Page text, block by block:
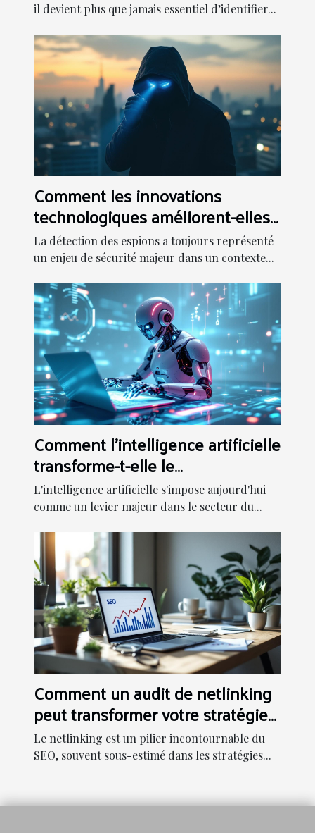
il devient plus que jamais essentiel d’identifier...
Comment les innovations
technologiques améliorent-elles
la détection d'espions ?
La détection des espions a toujours représenté
un enjeu de sécurité majeur dans un contexte...
Comment l'intelligence artificielle
transforme-t-elle le
développement web ?
L'intelligence artificielle s'impose aujourd'hui
comme un levier majeur dans le secteur du...
Comment un audit de netlinking
peut transformer votre stratégie
SEO ?
Le netlinking est un pilier incontournable du
SEO, souvent sous-estimé dans les stratégies...